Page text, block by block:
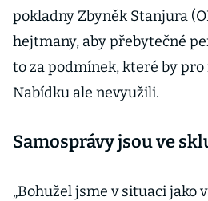
pokladny Zbyněk Stanjura
hejtmany, aby přebytečné
to za podmínek, které by pro
Nabídku ale nevyužili.
Samosprávy jsou ve
„Bohužel jsme v situaci jako